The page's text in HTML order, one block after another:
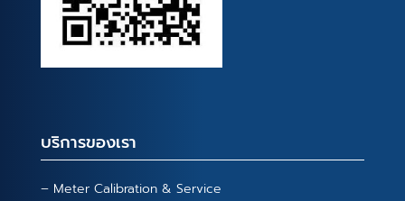
บริการของเรา
– Meter Calibration & Service